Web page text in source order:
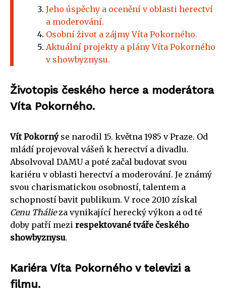
Jeho úspěchy a ocenění v oblasti herectví
a moderování.
Osobní život a zájmy Víta Pokorného.
Aktuální projekty a plány Víta Pokorného
v showbyznysu.
Životopis českého herce a moderátora
Víta Pokorného.
Vít Pokornýse narodil 15. května 1985 v Praze. Od
mládí projevoval vášeň k herectví a divadlu.
Absolvoval DAMU a poté začal budovat svou
kariéru v oblasti herectví a moderování. Je známý
svou charismatickou osobností, talentem a
schopností bavit publikum. V roce 2010 získal
Cenu Thálieza vynikající herecký výkon a od té
doby patří mezi respektované tváře českého
showbyznysu.
Kariéra Víta Pokorného v televizi a
filmu.